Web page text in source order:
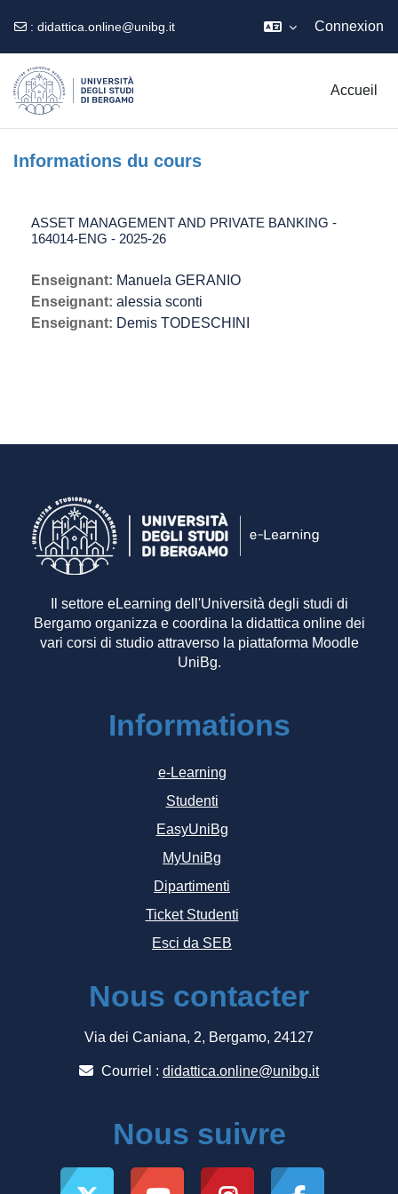
: didattica.online@unibg.it Connexion
Accueil
Informations du cours
ASSET MANAGEMENT AND PRIVATE BANKING -
164014-ENG - 2025-26
Enseignant: Manuela GERANIO
Enseignant: alessia sconti
Enseignant: Demis TODESCHINI
Il settore eLearning dell'Università degli studi di
Bergamo organizza e coordina la didattica online dei
vari corsi di studio attraverso la piattaforma Moodle
UniBg.
Informations
e-Learning
Studenti
EasyUniBg
MyUniBg
Dipartimenti
Ticket Studenti
Esci da SEB
Nous contacter
Via dei Caniana, 2, Bergamo, 24127
Courriel : didattica.online@unibg.it
Nous suivre